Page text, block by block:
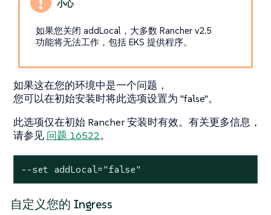
如果您关闭 addLocal，大多数 Rancher v2.5
功能将无法工作，包括 EKS 提供程序。
如果这在您的环境中是一个问题，
您可以在初始安装时将此选项设置为 "false"。
此选项仅在初始 Rancher 安装时有效。有关更多信息，
请参见 问题 16522。
--set addLocal="false"
自定义您的 Ingress